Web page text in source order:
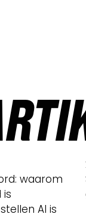
waarom
is
AI is